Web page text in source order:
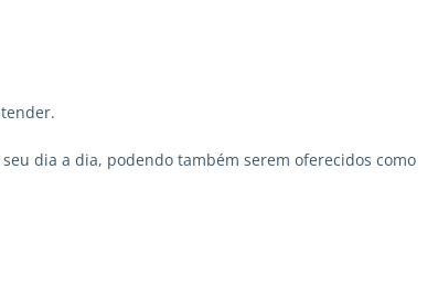
dia a dia, podendo também serem oferecidos como